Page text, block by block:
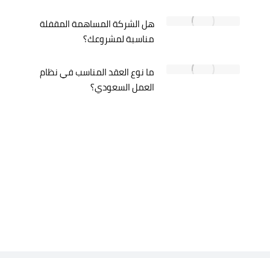
هل الشركة المساهمة المقفلة
مناسبة لمشروعك؟
ما نوع العقد المناسب في نظام
العمل السعودي؟